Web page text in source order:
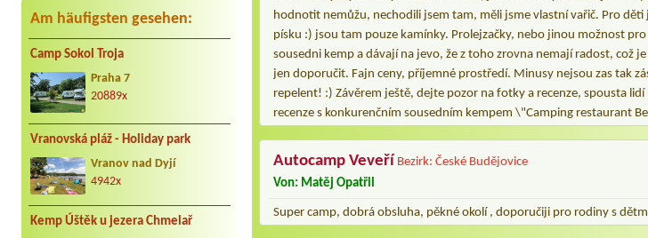
Am häufigsten gesehen:
Camp Sokol Troja
Praha 7
20889x
Vranovská pláž - Holiday park
Vranov nad Dyjí
4942x
Kemp Úštěk u jezera Chmelař
hodnotit nemůžu, nechodili jsem tam, měli jsme vlastní vařič. Pro
písku :) jsou tam pouze kamínky. Prolejzačky, nebo jinou možnost
sousedni kemp a dávají na jevo, že z toho zrovna nemají radost, což
jen doporučit. Fajn ceny, příjemné prostředí. Minusy nejsou zas tak
repelent! :) Závěrem ještě, dejte pozor na fotky a recenze, spousta
recenze s konkurenčním sousedním kempem \"Camping restaurant
Autocamp Veveří Bezirk: České Budějovice
Von: Matěj Opatřil
Super camp, dobrá obsluha, pěkné okolí , doporučiji pro rodiny s